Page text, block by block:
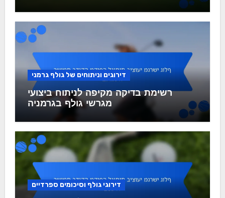
דירוגים וניתוחים של גולף גרמני
רשימת בדיקה מקיפה לניתוח ביצועי
מגרשי גולף בגרמניה
דירוגי גולף וסיכומים ספרדיים